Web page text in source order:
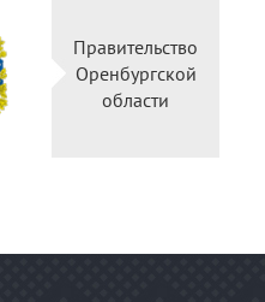
Правительство
Оренбургской
области